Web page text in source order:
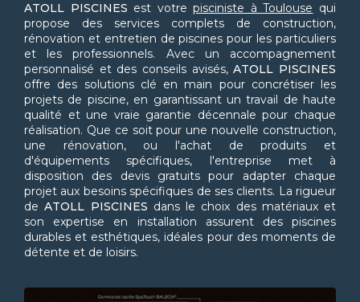
ATOLL PISCINES est votrepisciniste à Toulouse qui
propose des services complets de construction,
rénovation et entretien de piscines pour les particuliers
et les professionnels. Avec un accompagnement
personnalisé et des conseils avisés,ATOLL PISCINES
offre des solutions clé en main pour concrétiser les
projets de piscine, en garantissant un travail de haute
qualité et une vraie garantie décennale pour chaque
réalisation. Que ce soit pour une nouvelle construction,
une rénovation, ou l'achat de produits et
d'équipements spécifiques, l'entreprise met à
disposition des devis gratuits pour adapter chaque
projet aux besoins spécifiques de ses clients. La rigueur
deATOLL PISCINES dans le choix des matériaux et
son expertise en installation assurent des piscines
durables et esthétiques, idéales pour des moments de
détente et de loisirs.